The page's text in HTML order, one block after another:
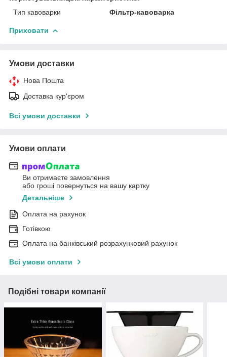
Тип кавоварки
Фільтр-кавоварка
Приховати
Умови доставки
Нова Пошта
Доставка кур'єром
Всі умови доставки
Умови оплати
Ви отримаєте замовлення
або гроші повернуться на вашу картку
Детальніше
Оплата на рахунок
Готівкою
Оплата на банківський розрахунковий рахунок
Всі умови оплати
Подібні товари компанії